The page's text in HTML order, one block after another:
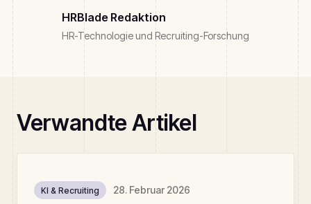
HRBlade Redaktion
HR-Technologie und Recruiting-Forschung
Verwandte Artikel
KI & Recruiting 28. Februar 2026